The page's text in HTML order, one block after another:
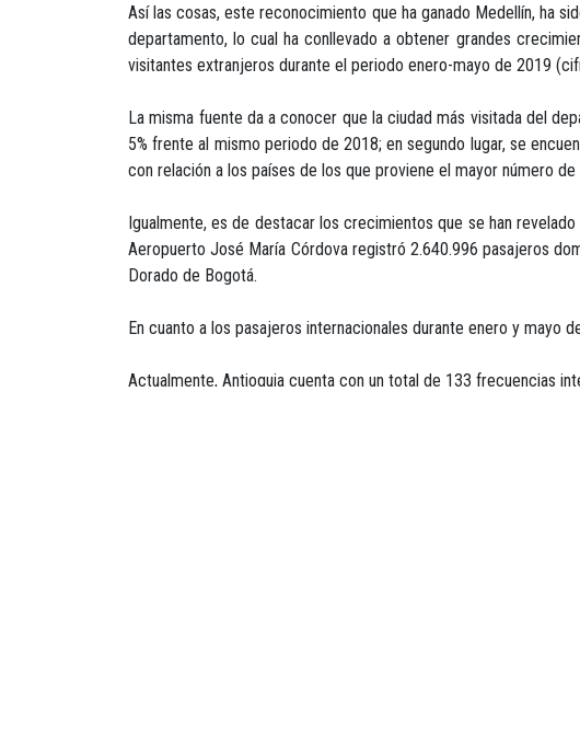
Así las cosas, este reconocimiento que ha ganado Medellín, ha
departamento, lo cual ha conllevado a obtener grandes
visitantes extranjeros durante el periodo enero-mayo de 2019
La misma fuente da a conocer que la ciudad más visitada del
5% frente al mismo periodo de 2018; en segundo lugar, se
con relación a los países de los que proviene el mayor número
Igualmente, es de destacar los crecimientos que se han
Aeropuerto José María Córdova registró 2.640.996 pasajeros
Dorado de Bogotá.
En cuanto a los pasajeros internacionales durante enero y
Actualmente, Antioquia cuenta con un total de 133 frecuencias